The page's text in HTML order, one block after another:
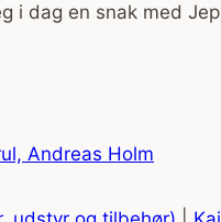
i dag en snak med